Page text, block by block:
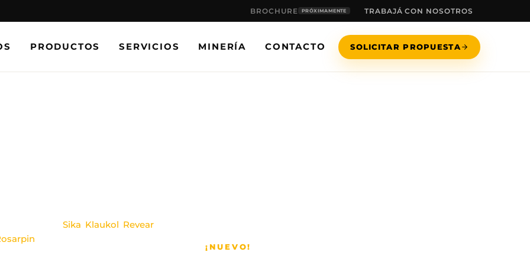
BROCHURE PRÓXIMAMENTE TRABAJÁ CON NOSOTROS
PRODUCTOS SERVICIOS MINERÍA CONTACTO SOLICITAR PROPUESTA
líderes comoSika Klaukol Revear
¡NUEVO!